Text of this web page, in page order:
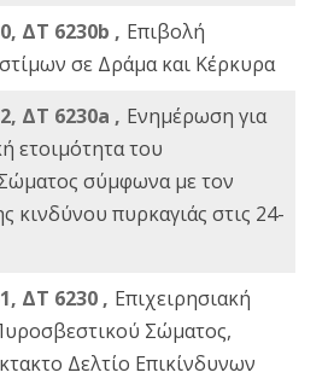
ΔΤ 6230b , Επιβολή
σε Δράμα και Κέρκυρα
ΔΤ 6230a , Ενημέρωση για
ετοιμότητα του
σύμφωνα με τον
κινδύνου πυρκαγιάς στις 24-
ΔΤ 6230 , Επιχειρησιακή
Σώματος,
Δελτίο Επικίνδυνων